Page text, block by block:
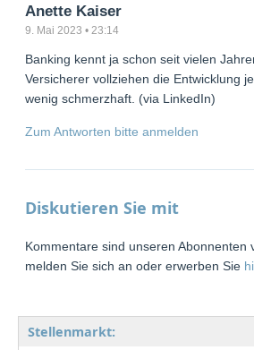
Anette Kaiser
9. Mai 2023 • 23:14
Banking kennt ja schon seit vielen
Versicherer vollziehen die Entwicklung
wenig schmerzhaft. (via LinkedIn)
Zum Antworten bitte anmelden
Diskutieren Sie mit
Kommentare sind unseren Abonnenten
melden Sie sich an oder erwerben Sie
Stellenmarkt: